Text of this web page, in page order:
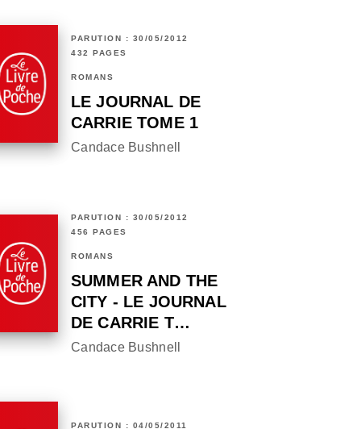
PARUTION : 30/05/2012
432 PAGES
ROMANS
LE JOURNAL DE
CARRIE TOME 1
Candace Bushnell
PARUTION : 30/05/2012
456 PAGES
ROMANS
SUMMER AND THE
CITY - LE JOURNAL
DE CARRIE T…
Candace Bushnell
PARUTION : 04/05/2011